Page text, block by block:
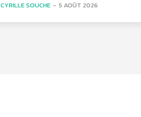
CYRILLE SOUCHE - 5 AOÛT 2026